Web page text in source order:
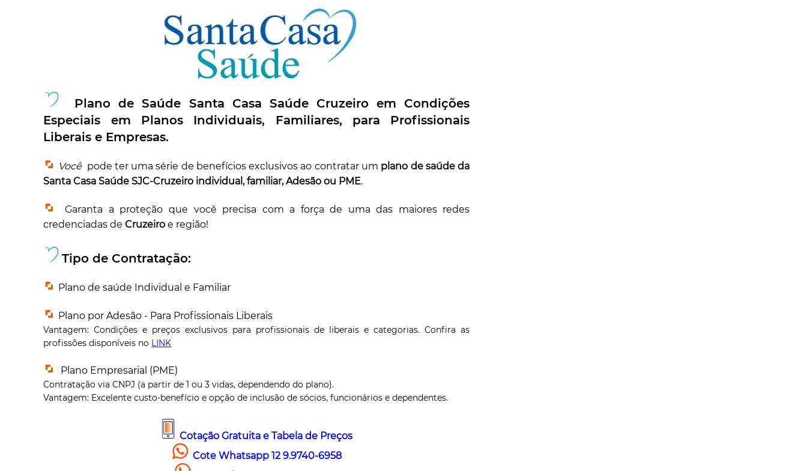
Plano de Saúde Santa Casa Saúde Cruzeiroem Condições
Especiais em Planos Individuais, Familiares, para Profissionais
Liberais e Empresas.
Você pode ter uma série de benefícios exclusivos ao contratar um plano de saúde da
Santa Casa Saúde SJC-Cruzeiro individual, familiar, Adesão ou PME.
Garanta a proteção que você precisa com a força de uma das maiores redes
credenciadas deCruzeiroe região!
Tipo de Contratação:
Plano de saúde Individual e Familiar
Plano por Adesão - Para Profissionais Liberais
Vantagem: Condições e preços exclusivos para profissionais de liberais e categorias. Confira as
profissões disponíveis no LINK
Plano Empresarial (PME)
Contratação via CNPJ (a partir de 1 ou 3 vidas, dependendo do plano).
Vantagem: Excelente custo-benefício e opção de inclusão de sócios, funcionários e dependentes.
Cotação Gratuita e Tabela de Preços
Cote Whatsapp 12 9.9740-6958